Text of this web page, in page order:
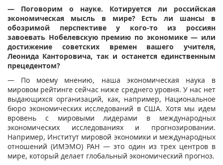
— Поговорим о науке. Котируется ли российская
экономическая мысль в мире? Есть ли шансы в
обозримой перспективе у кого-то из россиян
завоевать Нобелевскую премию по экономике — или
достижение советских времен вашего учителя,
Леонида Канторовича, так и останется единственным
прецедентом?
— По моему мнению, наша экономическая наука в
мировом рейтинге сейчас ниже среднего уровня. У нас нет
выдающихся организаций, как, например, Национальное
бюро экономических исследований в США. Хотя мы идем
вровень с мировыми лидерами в международных
экономических исследованиях и прогнозировании.
Например, Институт мировой экономики и международных
отношений (ИМЭМО) РАН — это один из трех центров в
мире, который делает глобальный экономический прогноз.